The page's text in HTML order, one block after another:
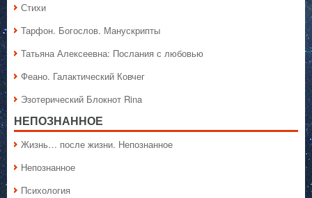
Стихи
Тарфон. Богослов. Манускрипты
Татьяна Алексеевна: Послания с любовью
Феано. Галактический Ковчег
Эзотерический Блокнот Rina
НЕПОЗНАННОЕ
Жизнь… после жизни. Непознанное
Непознанное
Психология